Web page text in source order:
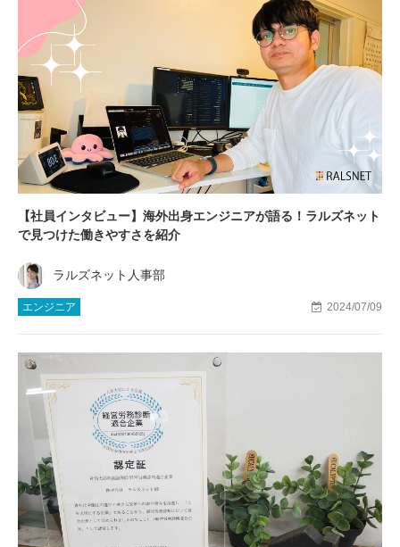
【社員インタビュー】海外出身エンジニアが語る！ラルズネット
で見つけた働きやすさを紹介
ラルズネット人事部
エンジニア 2024/07/09